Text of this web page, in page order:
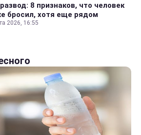
8 признаков, что человек
бросил, хотя еще рядом
2026, 16:55